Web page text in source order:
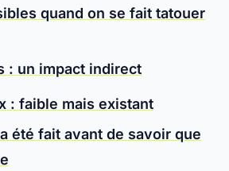
quand on se fait tatouer
: un impact indirect
: faible mais existant
été fait avant de savoir que